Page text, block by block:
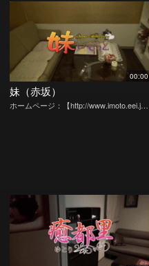
00:00
妹（赤坂）
ホームページ：【http://www.imoto.eei.j…